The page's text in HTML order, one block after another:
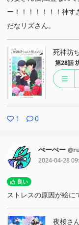
ー！！！！！！！神す
だなリズさん。
死神坊
第28話
1 0
ぺーぺー
2024-04-28
良い
ストレスの原因が絵に
夜桜さ